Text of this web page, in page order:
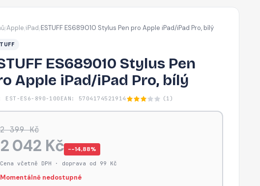
/Apple/iPad/ESTUFF ES689010 Stylus Pen pro Apple iPad/iPad Pro, bílý
ES689010 Stylus Pen
Apple iPad/iPad Pro, bílý
EST-ES6-890-100 EAN: 5704174521914 (1)
2 399 Kč
2 042 Kč −-14,88%
Cena včetně DPH · doprava od 99 Kč
Momentálně nedostupné